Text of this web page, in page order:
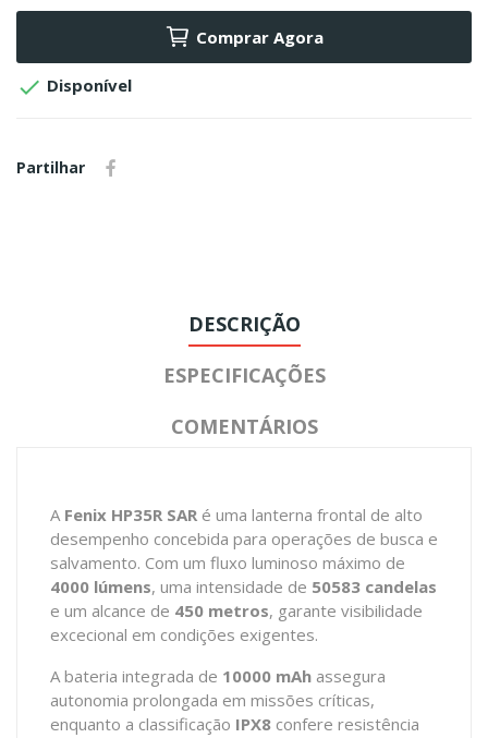
Comprar Agora
 Disponível
Partilhar
DESCRIÇÃO
ESPECIFICAÇÕES
COMENTÁRIOS
A Fenix HP35R SAR é uma lanterna frontal de alto
desempenho concebida para operações de busca e
salvamento. Com um fluxo luminoso máximo de
4000 lúmens, uma intensidade de 50583 candelas
e um alcance de 450 metros, garante visibilidade
excecional em condições exigentes.
A bateria integrada de 10000 mAh assegura
autonomia prolongada em missões críticas,
enquanto a classificação IPX8 confere resistência